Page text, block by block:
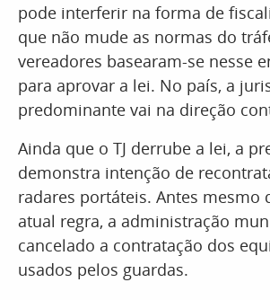
pode interferir na forma de
que não mude as normas do
vereadores basearam-se nesse
para aprovar a lei. No país, a
predominante vai na direção
Ainda que o TJ derrube a lei, a
demonstra intenção de
radares portáteis. Antes mesmo
atual regra, a administração
cancelado a contratação dos
usados pelos guardas.